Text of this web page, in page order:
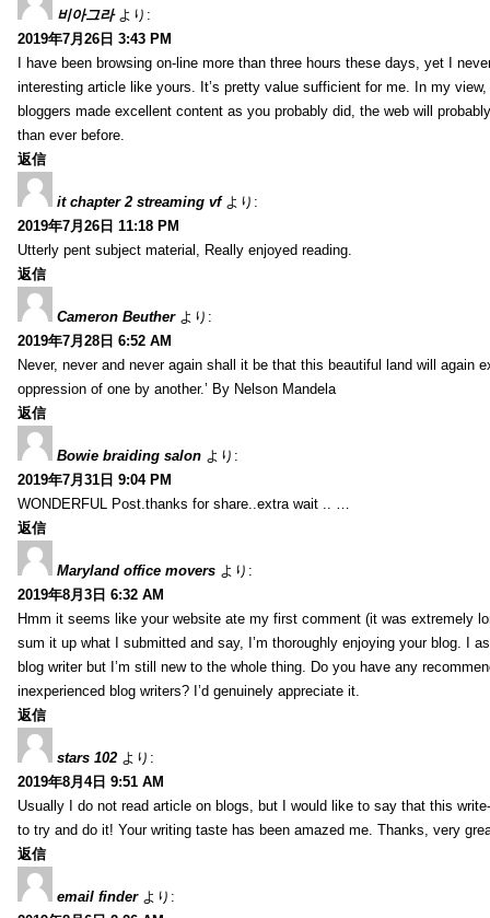
비아그라 より:
2019年7月26日 3:43 PM
I have been browsing on-line more than three hours these days, yet I
interesting article like yours. It’s pretty value sufficient for me. In my
bloggers made excellent content as you probably did, the web will
than ever before.
返信
it chapter 2 streaming vf より:
2019年7月26日 11:18 PM
Utterly pent subject material, Really enjoyed reading.
返信
Cameron Beuther より:
2019年7月28日 6:52 AM
Never, never and never again shall it be that this beautiful land will again
oppression of one by another.’ By Nelson Mandela
返信
Bowie braiding salon より:
2019年7月31日 9:04 PM
WONDERFUL Post.thanks for share..extra wait .. …
返信
Maryland office movers より:
2019年8月3日 6:32 AM
Hmm it seems like your website ate my first comment (it was extremely
sum it up what I submitted and say, I’m thoroughly enjoying your blog. I
blog writer but I’m still new to the whole thing. Do you have any
inexperienced blog writers? I’d genuinely appreciate it.
返信
stars 102 より:
2019年8月4日 9:51 AM
Usually I do not read article on blogs, but I would like to say that this
to try and do it! Your writing taste has been amazed me. Thanks, very
返信
email finder より: